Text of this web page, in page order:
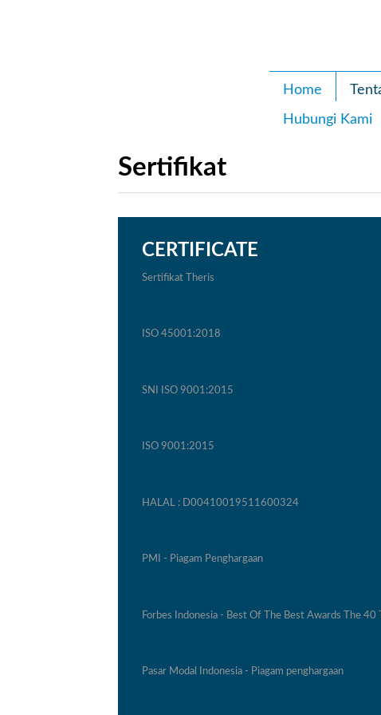
Home
Hubungi Kami
Sertifikat
CERTIFICATE
Sertifikat Theris
ISO 45001:2018
SNI ISO 9001:2015
ISO 9001:2015
HALAL : D00410019511600324
PMI - Piagam Penghargaan
Forbes Indonesia - Best Of The Best Awards The
Pasar Modal Indonesia - Piagam penghargaan